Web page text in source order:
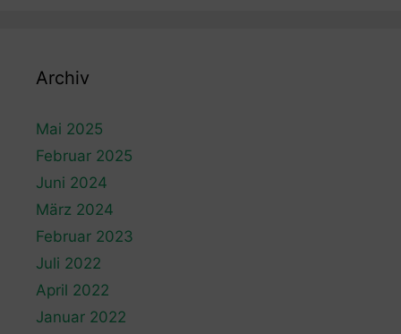
Archiv
Mai 2025
Februar 2025
Juni 2024
März 2024
Februar 2023
Juli 2022
April 2022
Januar 2022